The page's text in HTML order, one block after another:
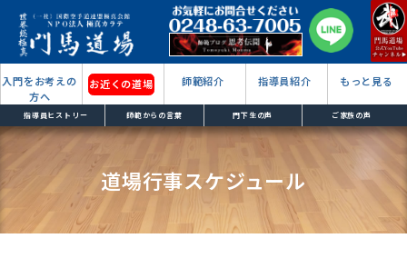
入門をお考えの
方へ
お近くの道場 師範紹介 指導員紹介 もっと見る
指導員ヒストリー 師範からの言葉 門下生の声 ご家族の声
道場行事スケジュール